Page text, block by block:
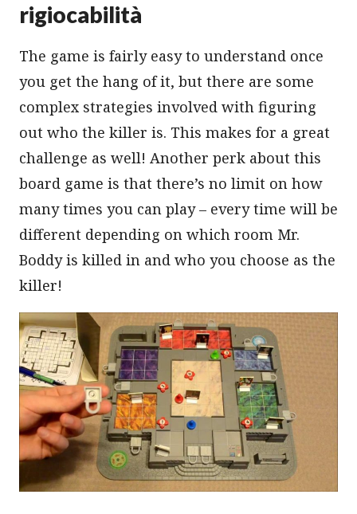
rigiocabilità
The game is fairly easy to understand once
you get the hang of it, but there are some
complex strategies involved with figuring
out who the killer is. This makes for a great
challenge as well! Another perk about this
board game is that there’s no limit on how
many times you can play – every time will be
different depending on which room Mr.
Boddy is killed in and who you choose as the
killer!